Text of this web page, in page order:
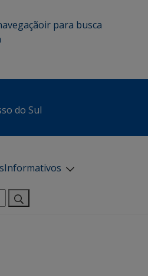
ir para busca
do Sul
Informativos